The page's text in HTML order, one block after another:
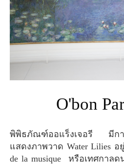
O'bon
พิพิธภัณฑ์ออแร็งเจอรี มีการจัดงานภายในห้องจัด
แสดงภาพวาด Water Lilies อ
de la musique หรือเทศกาล